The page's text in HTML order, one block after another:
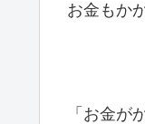
お金もか
「お金が